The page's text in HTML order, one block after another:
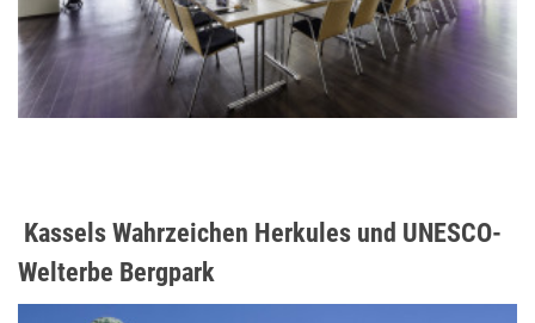
Kassels Wahrzeichen Herkules und UNESCO-
Welterbe Bergpark